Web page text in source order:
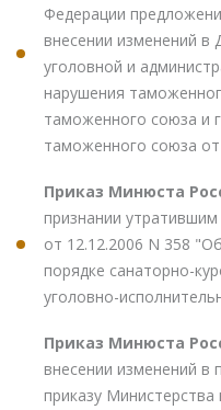
Федерации
внесении изменений в
уголовной и
нарушения
таможенного союза и
таможенного союза
Приказ Минюста
признании
от 12.12.2006 N 358
порядке санаторно-
уголовно-
Приказ Минюста
внесении изменений в
приказу